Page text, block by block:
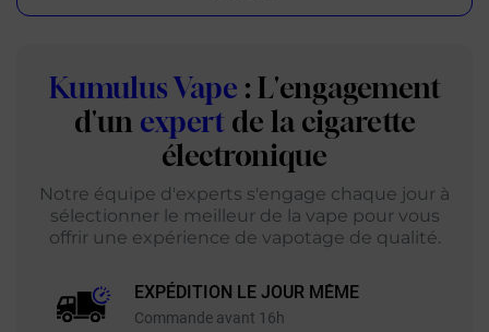
Kumulus Vape : L'engagement
d'un expert de la cigarette
électronique
Notre équipe d'experts s'engage chaque jour à
sélectionner le meilleur de la vape pour vous
offrir une expérience de vapotage de qualité.
EXPÉDITION LE JOUR MÊME
Commande avant 16h